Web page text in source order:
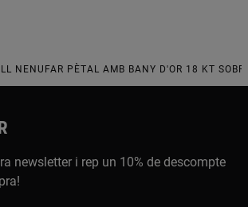
JOIERIA
NENUFAR PÈTAL AMB BANY D'OR 18 KT
newsletter i rep un 10% de descompte